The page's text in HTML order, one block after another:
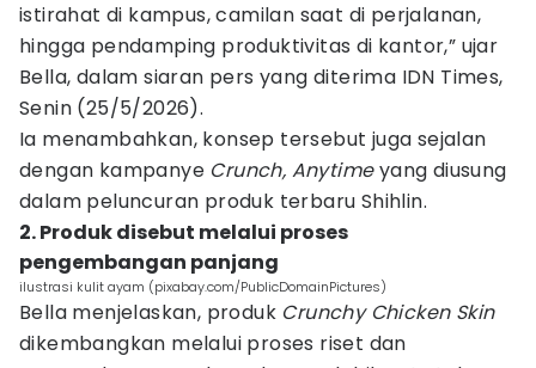
istirahat di kampus, camilan saat di perjalanan,
hingga pendamping produktivitas di kantor,” ujar
Bella, dalam siaran pers yang diterima IDN Times,
Senin (25/5/2026).
Ia menambahkan, konsep tersebut juga sejalan
dengan kampanye Crunch, Anytimeyang diusung
dalam peluncuran produk terbaru Shihlin.
2. Produk disebut melalui proses
pengembangan panjang
ilustrasi kulit ayam (pixabay.com/PublicDomainPictures)
Bella menjelaskan, produk Crunchy Chicken Skin
dikembangkan melalui proses riset dan